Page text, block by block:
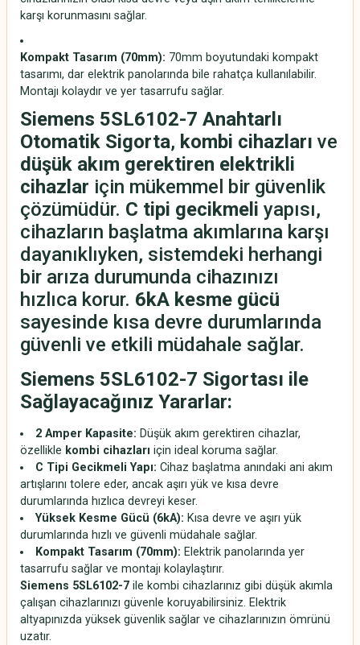
karşı korunmasını sağlar.
Kompakt Tasarım (70mm): 70mm boyutundaki kompakt
tasarımı, dar elektrik panolarında bile rahatça kullanılabilir.
Montajı kolaydır ve yer tasarrufu sağlar.
Siemens 5SL6102-7 Anahtarlı
Otomatik Sigorta, kombi cihazları ve
düşük akım gerektiren elektrikli
cihazlar için mükemmel bir güvenlik
çözümüdür. C tipi gecikmeli yapısı,
cihazların başlatma akımlarına karşı
dayanıklıyken, sistemdeki herhangi
bir arıza durumunda cihazınızı
hızlıca korur. 6kA kesme gücü
sayesinde kısa devre durumlarında
güvenli ve etkili müdahale sağlar.
Siemens 5SL6102-7 Sigortası ile
Sağlayacağınız Yararlar:
2 Amper Kapasite: Düşük akım gerektiren cihazlar,
özellikle kombi cihazları için ideal koruma sağlar.
C Tipi Gecikmeli Yapı: Cihaz başlatma anındaki ani akım
artışlarını tolere eder, ancak aşırı yük ve kısa devre
durumlarında hızlıca devreyi keser.
Yüksek Kesme Gücü (6kA): Kısa devre ve aşırı yük
durumlarında hızlı ve güvenli müdahale sağlar.
Kompakt Tasarım (70mm): Elektrik panolarında yer
tasarrufu sağlar ve montajı kolaylaştırır.
Siemens 5SL6102-7 ile kombi cihazlarınız gibi düşük akımla
çalışan cihazlarınızı güvenle koruyabilirsiniz. Elektrik
altyapınızda yüksek güvenlik sağlar ve cihazlarınızın ömrünü
uzatır.